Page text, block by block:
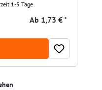
1-5 Tage
Ab 1,73 € *